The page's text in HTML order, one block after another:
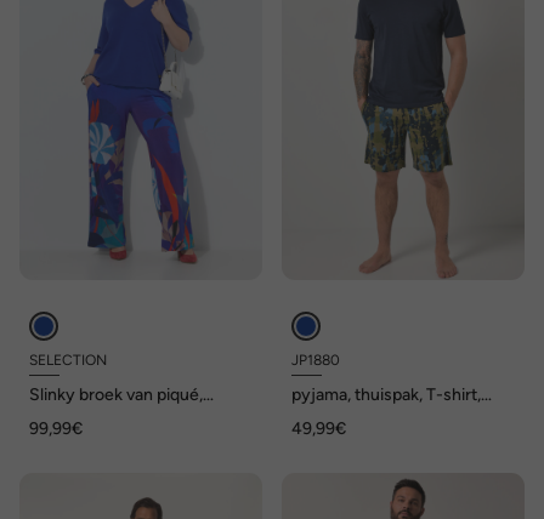
SELECTION
Slinky broek van piqué,
elastische tailleband
99,99€
JP1880
pyjama, thuispak, T-shirt,
49,99€